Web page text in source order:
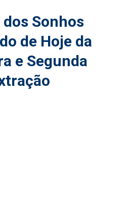
Sonhos
de Hoje da
e Segunda